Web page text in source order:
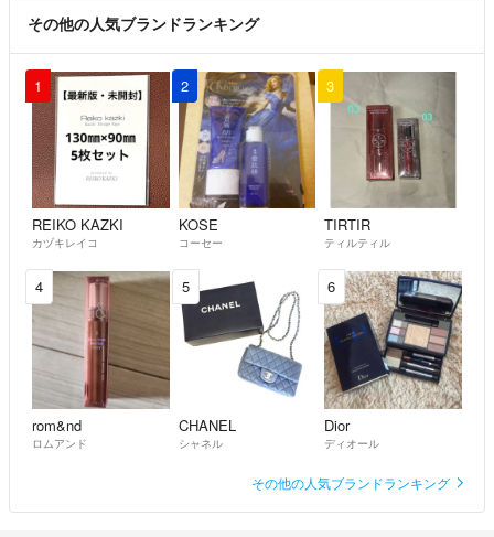
その他の人気ブランドランキング
1
REIKO KAZKI
カヅキレイコ
2
KOSE
コーセー
3
TIRTIR
ティルティル
4
rom&nd
ロムアンド
5
CHANEL
シャネル
6
Dior
ディオール
その他の人気ブランドランキング